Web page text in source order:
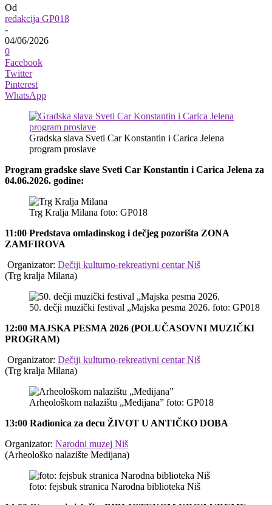
Od
redakcija GP018
-
04/06/2026
0
Facebook
Twitter
Pinterest
WhatsApp
Gradska slava Sveti Car Konstantin i Carica Jelena
program proslave
Program gradske slave Sveti Car Konstantin i Carica Jelena za
04.06.2026. godine:
Trg Kralja Milana foto: GP018
11:00 Predstava omladinskog i dečjeg pozorišta ZONA
ZAMFIROVA
​ Organizator: Dečiji kulturno-rekreativni centar Niš
(Trg kralja Milana)
50. dečji muzički festival „Majska pesma 2026. foto: GP018
12:00 MAJSKA PESMA 2026 (POLUČASOVNI MUZIČKI
PROGRAM)
​ Organizator: Dečiji kulturno-rekreativni centar Niš
(Trg kralja Milana)
Arheološkom nalazištu „Medijana” foto: GP018
13:00 Radionica za decu ŽIVOT U ANTIČKO DOBA
Organizator: Narodni muzej Niš
​(Arheološko nalazište Medijana)
foto: fejsbuk stranica Narodna biblioteka Niš